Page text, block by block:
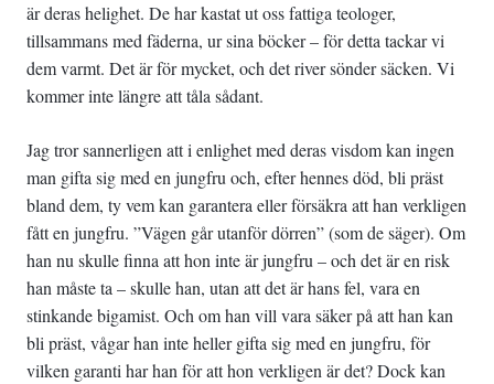
är deras helighet. De har kastat ut oss fattiga teologer,
tillsammans med fäderna, ur sina böcker – för detta tackar vi
dem varmt. Det är för mycket, och det river sönder säcken. Vi
kommer inte längre att tåla sådant.
Jag tror sannerligen att i enlighet med deras visdom kan ingen
man gifta sig med en jungfru och, efter hennes död, bli präst
bland dem, ty vem kan garantera eller försäkra att han verkligen
fått en jungfru. ”Vägen går utanför dörren” (som de säger). Om
han nu skulle finna att hon inte är jungfru – och det är en risk
han måste ta – skulle han, utan att det är hans fel, vara en
stinkande bigamist. Och om han vill vara säker på att han kan
bli präst, vågar han inte heller gifta sig med en jungfru, för
vilken garanti har han för att hon verkligen är det? Dock kan